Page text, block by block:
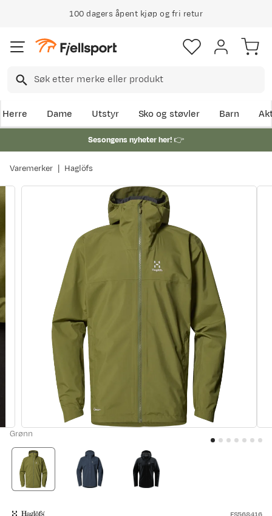
100 dagers åpent kjøp og fri retur
Herre Dame Utstyr Sko og støvler Barn
Sesongens nyheter her!👉
Varemerker Haglöfs
Grønn